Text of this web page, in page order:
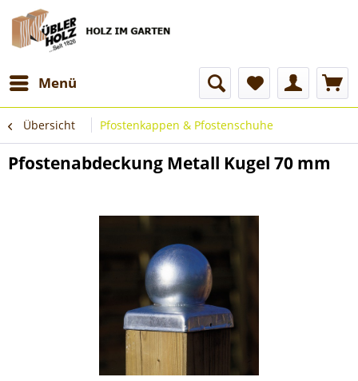
Menü
Übersicht Pfostenkappen & Pfostenschuhe
Pfostenabdeckung Metall Kugel 70 mm